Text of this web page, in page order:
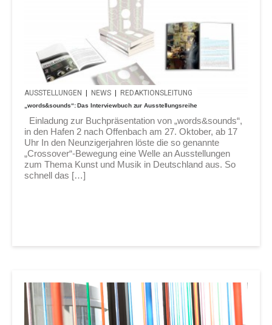
AUSSTELLUNGEN | NEWS | REDAKTIONSLEITUNG
„words&sounds“: Das Interviewbuch zur Ausstellungsreihe
Einladung zur Buchpräsentation von „words&sounds“,
in den Hafen 2 nach Offenbach am 27. Oktober, ab 17
Uhr In den Neunzigerjahren löste die so genannte
„Crossover“-Bewegung eine Welle an Ausstellungen
zum Thema Kunst und Musik in Deutschland aus. So
schnell das […]